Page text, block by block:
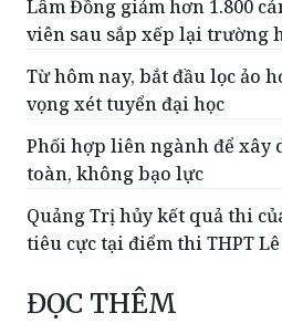
Chính phủ yêu cầu bảo
lạm thu, dạy thêm trước năm
Lâm Đồng giảm hơn 1.800
viên sau sắp xếp lại trường
Từ hôm nay, bắt đầu lọc ảo
vọng xét tuyển đại học
Phối hợp liên ngành để xây
toàn, không bạo lực
Quảng Trị hủy kết quả thi
tiêu cực tại điểm thi THPT Lê